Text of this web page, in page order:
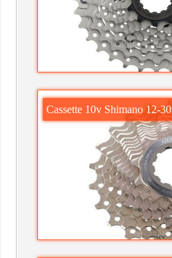
Cassette 10v Shimano 12-30